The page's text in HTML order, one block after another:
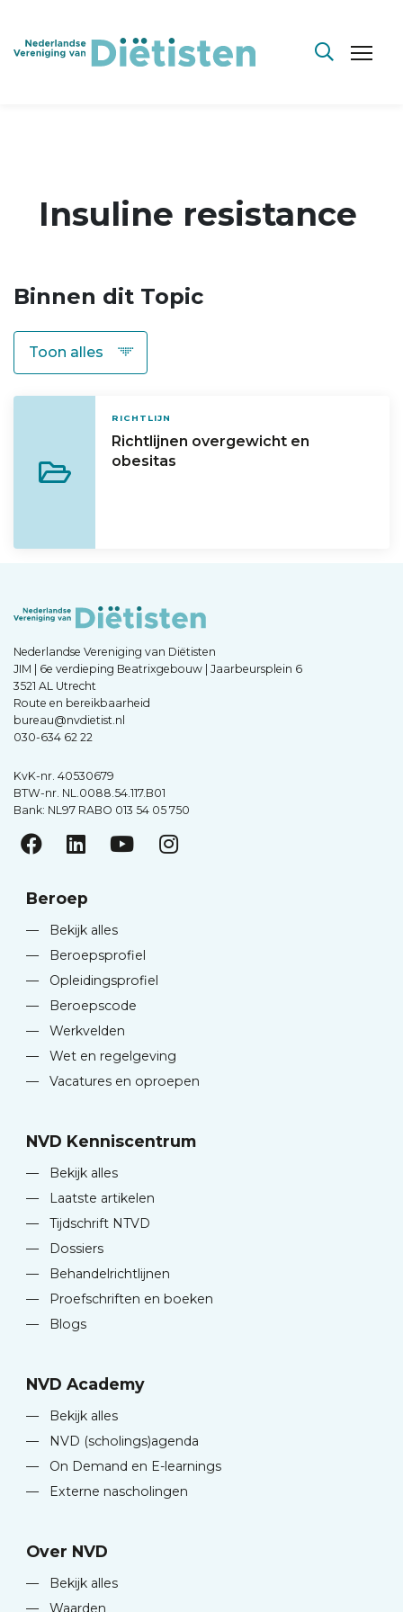
Insuline resistance
Binnen dit Topic
RICHTLIJN
Richtlijnen overgewicht en
obesitas
Nederlandse Vereniging van Diëtisten
JIM | 6e verdieping Beatrixgebouw | Jaarbeursplein 6
3521 AL Utrecht
Route en bereikbaarheid
bureau@nvdietist.nl
030-634 62 22
KvK-nr. 40530679
BTW-nr. NL.0088.54.117.B01
Bank: NL97 RABO 013 54 05 750
Beroep
—
Bekijk alles
—
Beroepsprofiel
—
Opleidingsprofiel
—
Beroepscode
—
Werkvelden
—
Wet en regelgeving
—
Vacatures en oproepen
NVD Kenniscentrum
—
Bekijk alles
—
Laatste artikelen
—
Tijdschrift NTVD
—
Dossiers
—
Behandelrichtlijnen
—
Proefschriften en boeken
—
Blogs
NVD Academy
—
Bekijk alles
—
NVD (scholings)agenda
—
On Demand en E-learnings
—
Externe nascholingen
Over NVD
—
Bekijk alles
—
Waarden